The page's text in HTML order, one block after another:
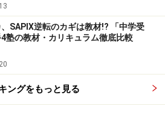
SAPIX逆転のカギは教材!? 「中学受
塾の教材・カリキュラム徹底比較
ングをもっと見る